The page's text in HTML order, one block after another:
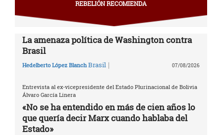
REBELIÓN RECOMIENDA
La amenaza política de Washington contra
Brasil
Hedelberto López Blanch Brasil | 07/08/2026
Entrevista al ex-vicepresidente del Estado Plurinacional de Bolivia
Álvaro García Linera
«No se ha entendido en más de cien años lo
que quería decir Marx cuando hablaba del
Estado»